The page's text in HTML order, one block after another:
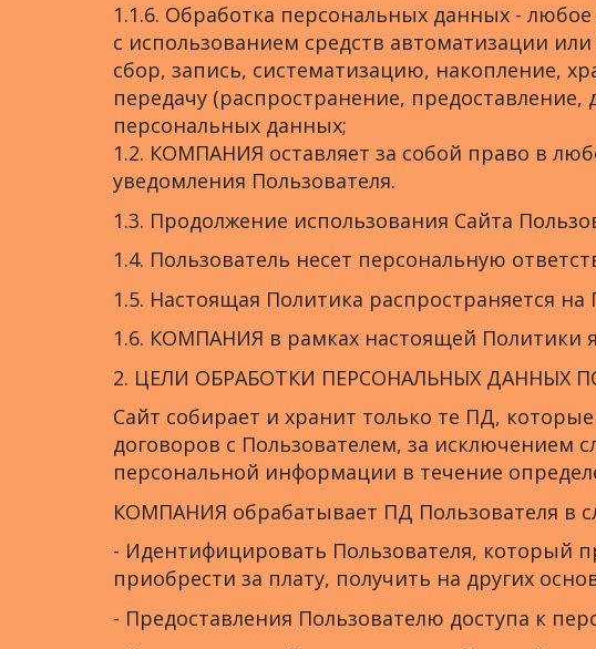
1.1.6. Обработка персональных данных -
с использованием средств автоматизации
сбор, запись, систематизацию, накопление,
передачу (распространение,
персональных данных;
1.2. КОМПАНИЯ оставляет за собой право в
уведомления Пользователя.
1.3. Продолжение использования Сайта
1.4. Пользователь несет персональную
1.5. Настоящая Политика распространяется
1.6. КОМПАНИЯ в рамках настоящей Политики
2. ЦЕЛИ ОБРАБОТКИ ПЕРСОНАЛЬНЫХ ДАННЫХ
Сайт собирает и хранит только те ПД,
договоров с Пользователем, за исключением
персональной информации в течение
КОМПАНИЯ обрабатывает ПД Пользователя в
- Идентифицировать Пользователя, который
приобрести за плату, получить на других
- Предоставления Пользователю доступа к